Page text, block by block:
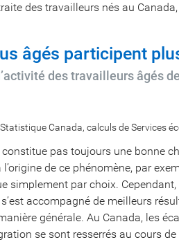
des travailleurs nés au
âgés participent
des travailleurs âgés
Canada, calculs de Services
pas toujours une bonne
de ce phénomène, par
simplement par choix.
accompagné de meilleurs
générale. Au Canada, les
se sont resserrés au cours de